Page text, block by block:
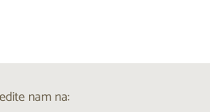
nam na: